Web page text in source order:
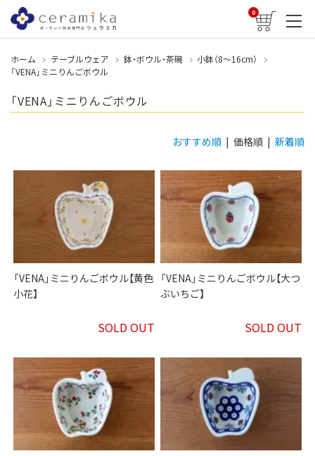
0
ホーム テーブルウェア 鉢・ボウル・茶碗
小鉢（8〜16cm）
「VENA」ミニりんごボウル
「VENA」ミニりんごボウル
おすすめ順 | 価格順 | 新着順
「VENA」ミニりんごボウル【黄色
小花】
SOLD OUT
「VENA」ミニりんごボウル【大つ
ぶいちご】
SOLD OUT